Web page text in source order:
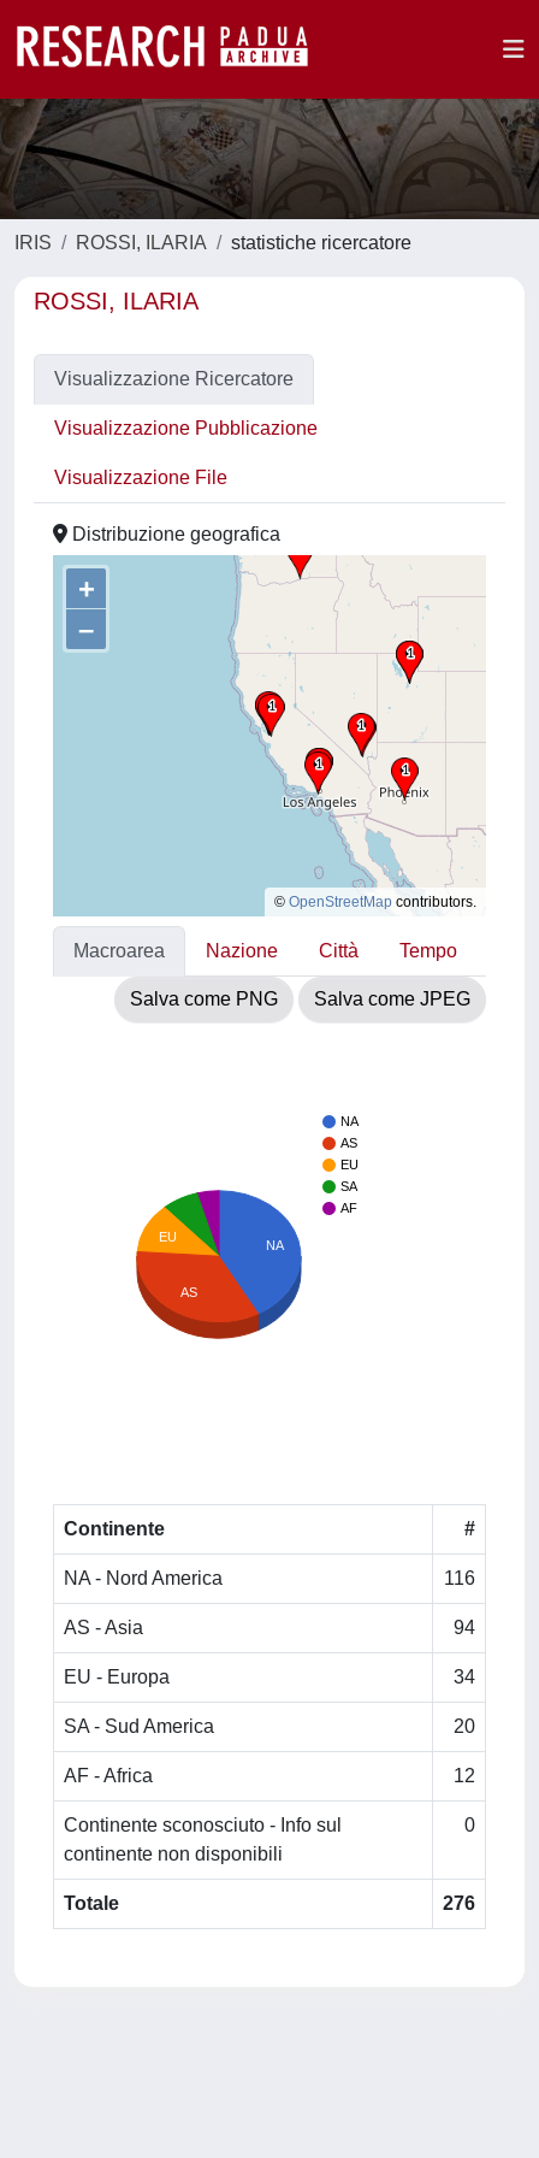
IRIS ROSSI, ILARIA statistiche ricercatore
ROSSI, ILARIA
Visualizzazione Ricercatore
Visualizzazione Pubblicazione
Visualizzazione File
Distribuzione geografica
+
–
© OpenStreetMap contributors.
Macroarea Nazione Città Tempo
Salva come PNG Salva come JPEG
NA
AS
EU
SA
AF
NA
EU
AS
Continente #
NA - Nord America 116
AS - Asia 94
EU - Europa 34
SA - Sud America 20
AF - Africa 12
Continente sconosciuto - Info sul
continente non disponibili
0
Totale 276